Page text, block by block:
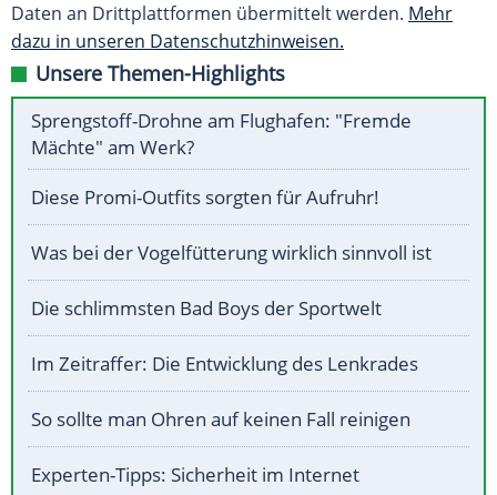
Daten an Drittplattformen übermittelt werden. Mehr
dazu in unseren Datenschutzhinweisen.
Unsere Themen-Highlights
Sprengstoff-Drohne am Flughafen: "Fremde
Mächte" am Werk?
Diese Promi-Outfits sorgten für Aufruhr!
Was bei der Vogelfütterung wirklich sinnvoll ist
Die schlimmsten Bad Boys der Sportwelt
Im Zeitraffer: Die Entwicklung des Lenkrades
So sollte man Ohren auf keinen Fall reinigen
Experten-Tipps: Sicherheit im Internet